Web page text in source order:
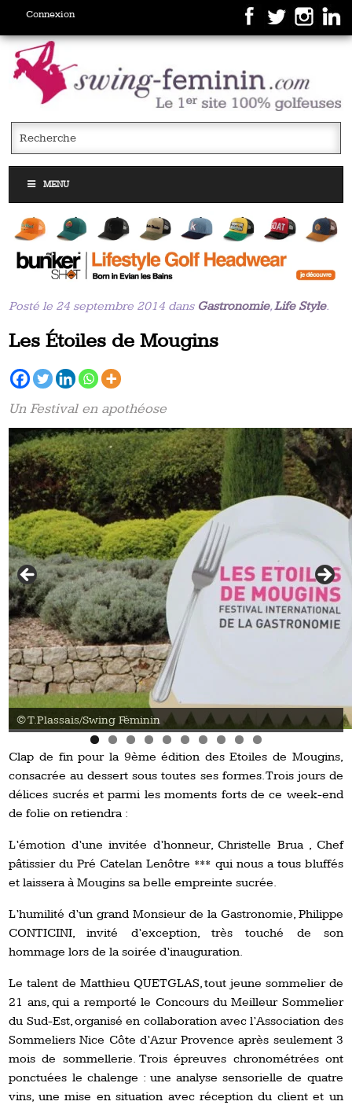
Connexion
MENU
Posté le 24 septembre 2014 dans Gastronomie,Life Style.
Les Étoiles de Mougins
Un Festival en apothéose
© T.Plassais/Swing Féminin
Clap de fin pour la 9ème édition des Etoiles de Mougins,
consacrée au dessert sous toutes ses formes. Trois jours de
délices sucrés et parmi les moments forts de ce week-end
de folie on retiendra :
L’émotion d’une invitée d’honneur, Christelle Brua , Chef
pâtissier du Pré Catelan Lenôtre *** qui nous a tous bluffés
et laissera à Mougins sa belle empreinte sucrée.
L’humilité d’un grand Monsieur de la Gastronomie, Philippe
CONTICINI, invité d’exception, très touché de son
hommage lors de la soirée d’inauguration.
Le talent de Matthieu QUETGLAS, tout jeune sommelier de
21 ans, qui a remporté le Concours du Meilleur Sommelier
du Sud-Est, organisé en collaboration avec l’Association des
Sommeliers Nice Côte d’Azur Provence après seulement 3
mois de sommellerie. Trois épreuves chronométrées ont
ponctuées le chalenge : une analyse sensorielle de quatre
vins, une mise en situation avec réception du client et un